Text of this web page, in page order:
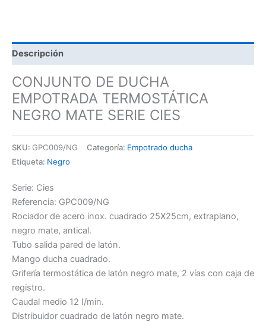
Descripción
CONJUNTO DE DUCHA
EMPOTRADA TERMOSTÁTICA
NEGRO MATE SERIE CIES
SKU: GPC009/NG Categoría: Empotrado ducha
Etiqueta: Negro
Serie: Cies
Referencia: GPC009/NG
Rociador de acero inox. cuadrado 25X25cm, extraplano,
negro mate, antical.
Tubo salida pared de latón.
Mango ducha cuadrado.
Grifería termostática de latón negro mate, 2 vías con caja de
registro.
Caudal medio 12 I/min.
Distribuidor cuadrado de latón negro mate.